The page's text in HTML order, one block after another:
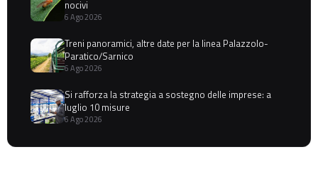
nocivi
6 Ago 2026
Treni panoramici, altre date per la linea Palazzolo-
Paratico/Sarnico
6 Ago 2026
Si rafforza la strategia a sostegno delle imprese: a
luglio 10 misure
6 Ago 2026